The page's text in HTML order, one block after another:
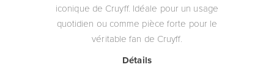
iconique de Cruyff. Idéale pour un usage
quotidien ou comme pièce forte pour le
véritable fan de Cruyff.
Détails